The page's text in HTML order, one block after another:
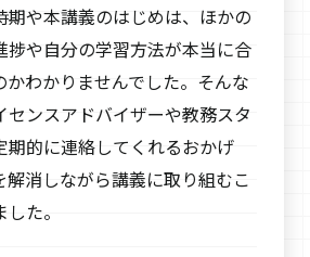
期や本講義のはじめは、ほかの
捗や自分の学習方法が本当に合
かわかりませんでした。そんな
センスアドバイザーや教務スタ
期的に連絡してくれるおかげ
解消しながら講義に取り組むこ
た。